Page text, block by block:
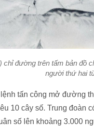
chỉ đường trên tấm bản đồ
người thứ hai
tấn công mở đường
10 cây số. Trung đoàn
số lên khoảng 3.000